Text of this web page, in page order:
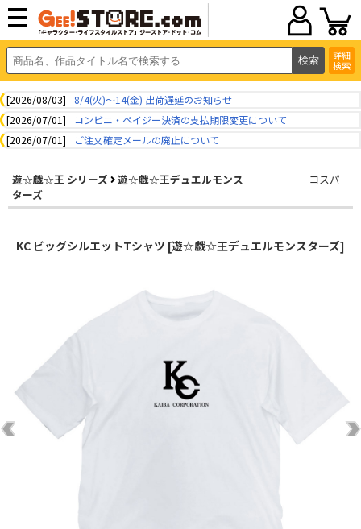
詳細
検索
[2026/08/03]
8/4(火)～14(金) 出荷遅延のお知らせ
[2026/07/01]
コンビニ・ペイジー決済の支払期限変更について
[2026/07/01]
ご注文確定メールの廃止について
遊☆戯☆王 シリーズ
遊☆戯☆王デュエルモンス
ターズ
コスパ
KC ビッグシルエットTシャツ [遊☆戯☆王デュエルモンスターズ]